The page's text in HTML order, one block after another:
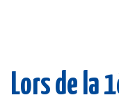
Lors de la